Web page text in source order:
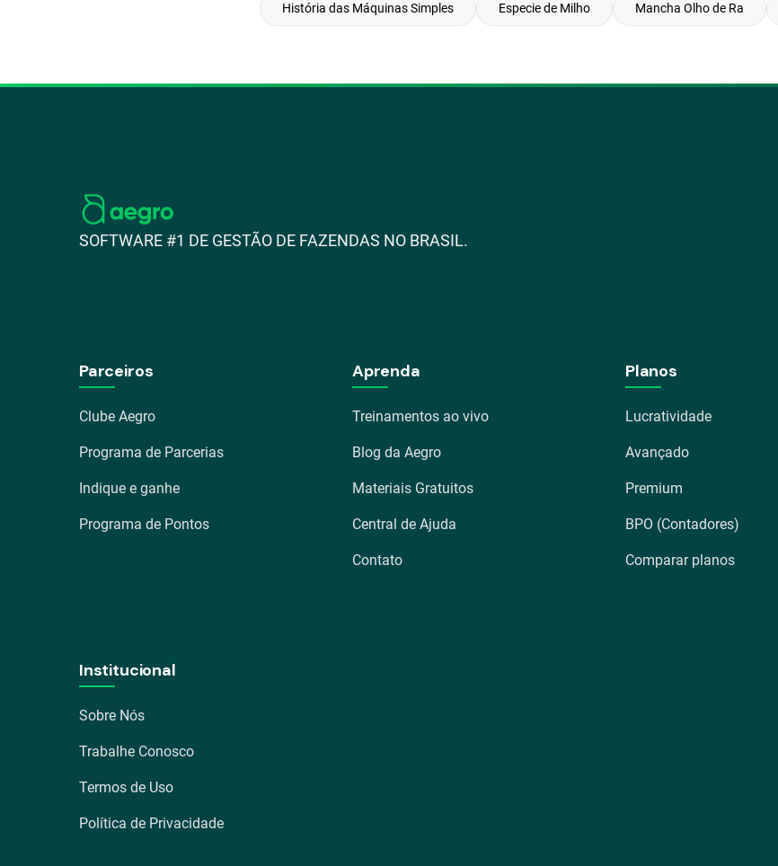
História das Máquinas Simples Especie de Milho Mancha Olho de Ra
SOFTWARE #1 DE GESTÃO DE FAZENDAS NO BRASIL.
Parceiros
Clube Aegro
Programa de Parcerias
Indique e ganhe
Programa de Pontos
Aprenda
Treinamentos ao vivo
Blog da Aegro
Materiais Gratuitos
Central de Ajuda
Contato
Planos
Lucratividade
Avançado
Premium
BPO (Contadores)
Comparar planos
Institucional
Sobre Nós
Trabalhe Conosco
Termos de Uso
Política de Privacidade